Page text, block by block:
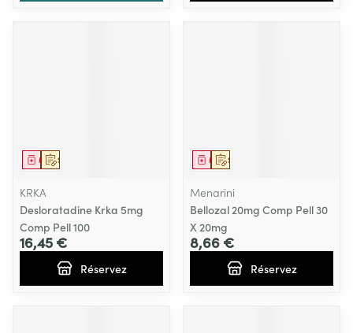
Sur prescription
Médicament
KRKA
Desloratadine Krka 5mg
Comp Pell 100
16,45 €
Réservez
Sur prescription
Médicament
Menarini
Bellozal 20mg Comp Pell 30
X 20mg
8,66 €
Réservez